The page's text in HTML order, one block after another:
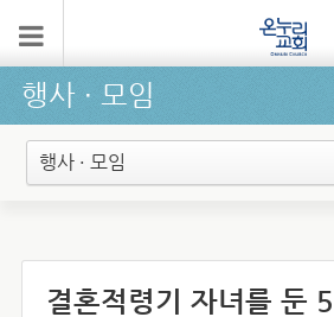
행사 ∙ 모임
행사 · 모임
결혼적령기 자녀를 둔